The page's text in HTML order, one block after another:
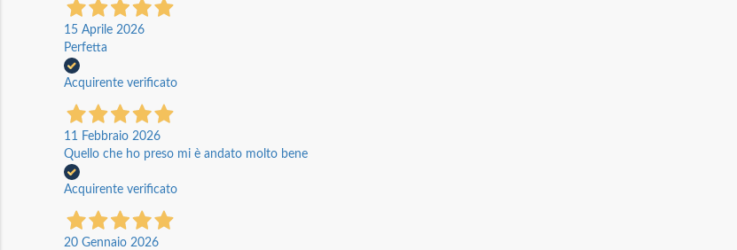
15 Aprile 2026
Perfetta
Acquirente verificato
11 Febbraio 2026
Quello che ho preso mi è andato molto bene
Acquirente verificato
20 Gennaio 2026